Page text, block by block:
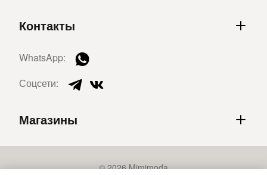
Контакты
WhatsApp:
Соцсети:
Магазины
© 2026 Mimimoda